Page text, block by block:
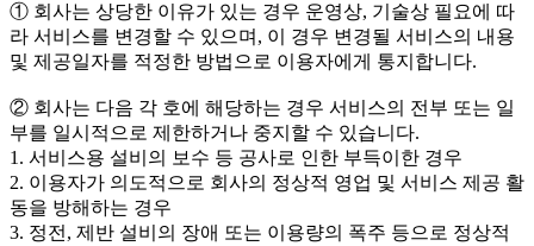
① 회사는 상당한 이유가 있는 경우 운영상, 기술상 필요에 따
라 서비스를 변경할 수 있으며, 이 경우 변경될 서비스의 내용
및 제공일자를 적정한 방법으로 이용자에게 통지합니다.
② 회사는 다음 각 호에 해당하는 경우 서비스의 전부 또는 일
부를 일시적으로 제한하거나 중지할 수 있습니다.
1. 서비스용 설비의 보수 등 공사로 인한 부득이한 경우
2. 이용자가 의도적으로 회사의 정상적 영업 및 서비스 제공 활
동을 방해하는 경우
3. 정전, 제반 설비의 장애 또는 이용량의 폭주 등으로 정상적